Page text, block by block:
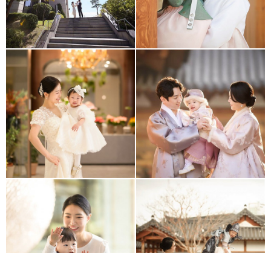
워커힐 모에기 경원재
63빌딩 백리향 경원재